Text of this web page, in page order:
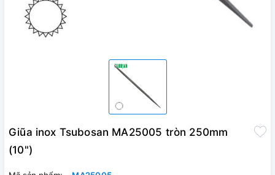
Giũa inox Tsubosan MA25005 tròn 250mm
(10")